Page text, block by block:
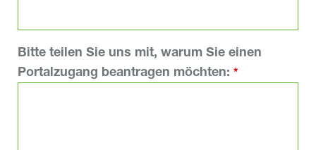
Bitte teilen Sie uns mit, warum Sie einen
Portalzugang beantragen möchten: *